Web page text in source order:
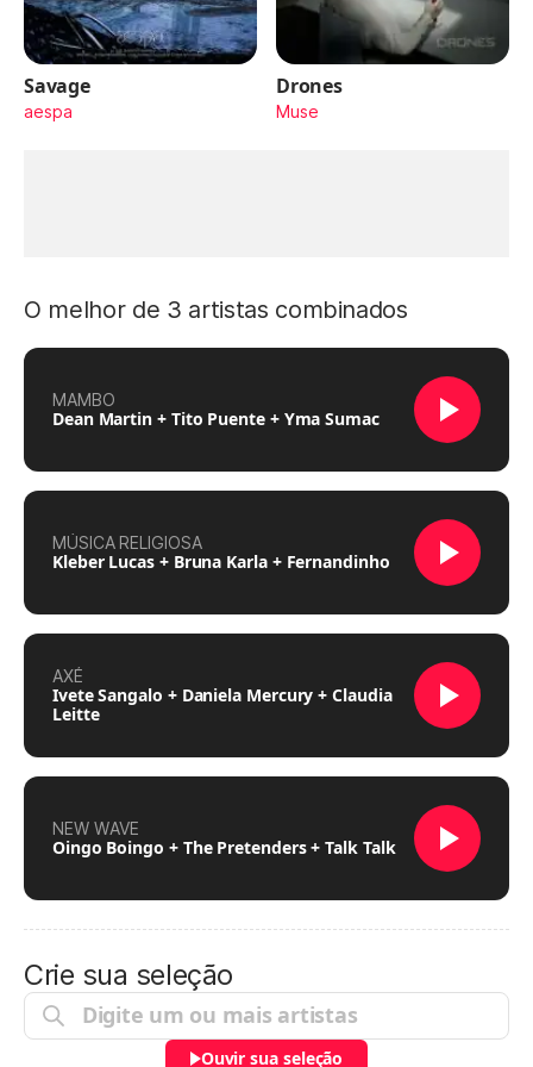
Savage
aespa
Drones
Muse
O melhor de 3 artistas combinados
MAMBO
Dean Martin + Tito Puente + Yma Sumac
MÚSICA RELIGIOSA
Kleber Lucas + Bruna Karla + Fernandinho
AXÉ
Ivete Sangalo + Daniela Mercury + Claudia
Leitte
NEW WAVE
Oingo Boingo + The Pretenders + Talk Talk
Crie sua seleção
Ouvir sua seleção